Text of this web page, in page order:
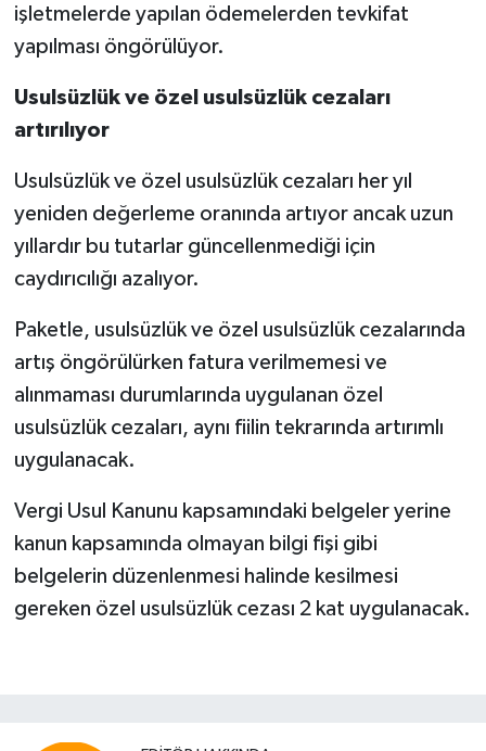
işletmelerde yapılan ödemelerden tevkifat
yapılması öngörülüyor.
Usulsüzlük ve özel usulsüzlük cezaları
artırılıyor
Usulsüzlük ve özel usulsüzlük cezaları her yıl
yeniden değerleme oranında artıyor ancak uzun
yıllardır bu tutarlar güncellenmediği için
caydırıcılığı azalıyor.
Paketle, usulsüzlük ve özel usulsüzlük cezalarında
artış öngörülürken fatura verilmemesi ve
alınmaması durumlarında uygulanan özel
usulsüzlük cezaları, aynı fiilin tekrarında artırımlı
uygulanacak.
Vergi Usul Kanunu kapsamındaki belgeler yerine
kanun kapsamında olmayan bilgi fişi gibi
belgelerin düzenlenmesi halinde kesilmesi
gereken özel usulsüzlük cezası 2 kat uygulanacak.